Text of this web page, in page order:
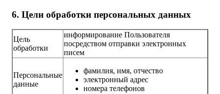
6. Цели обработки персональных данных
Цель
обработки
информирование Пользователя
посредством отправки электронных
писем
Персональные
данные
фамилия, имя, отчество
электронный адрес
номера телефонов